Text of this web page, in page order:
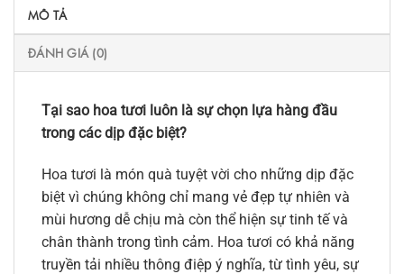
MÔ TẢ
ĐÁNH GIÁ (0)
Tại sao hoa tươi luôn là sự chọn lựa hàng đầu
trong các dịp đặc biệt?
Hoa tươi là món quà tuyệt vời cho những dịp đặc
biệt vì chúng không chỉ mang vẻ đẹp tự nhiên và
mùi hương dễ chịu mà còn thể hiện sự tinh tế và
chân thành trong tình cảm. Hoa tươi có khả năng
truyền tải nhiều thông điệp ý nghĩa, từ tình yêu, sự